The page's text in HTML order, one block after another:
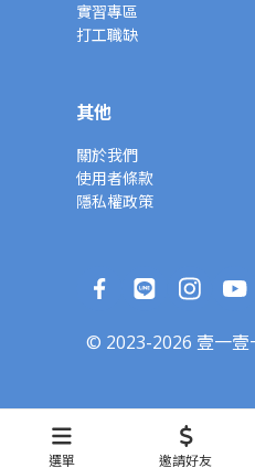
選單 邀請好友
實習專區
打工職缺
其他
關於我們
使用者條款
隱私權政策
© 2023-2026 壹一壹